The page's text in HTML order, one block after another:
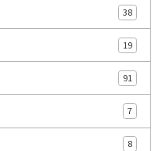
38
19
91
7
8